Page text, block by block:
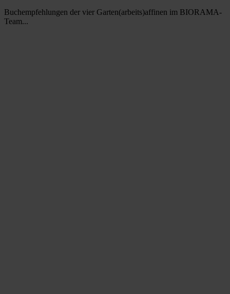
Buchempfehlungen der vier Garten(arbeits)affinen im BIORAMA-
Team...